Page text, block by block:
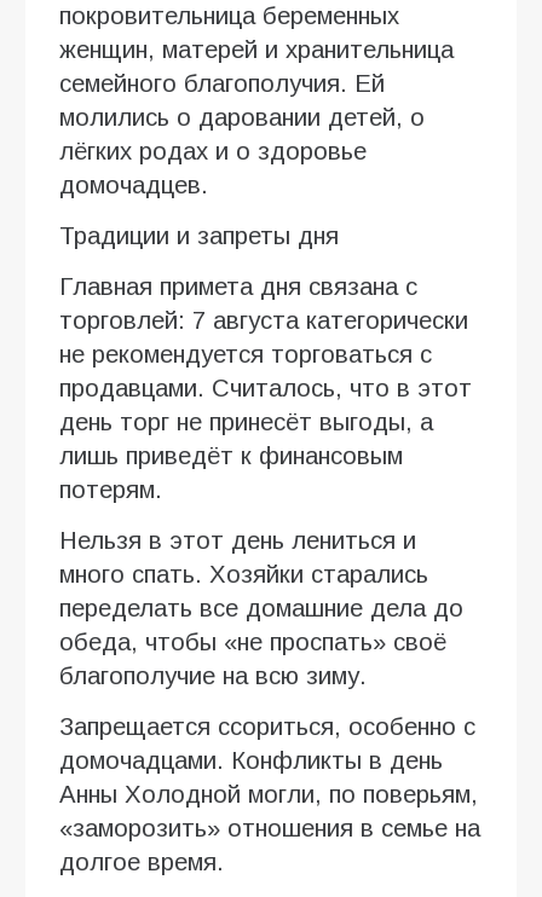
покровительница беременных
женщин, матерей и хранительница
семейного благополучия. Ей
молились о даровании детей, о
лёгких родах и о здоровье
домочадцев.
Традиции и запреты дня
Главная примета дня связана с
торговлей: 7 августа категорически
не рекомендуется торговаться с
продавцами. Считалось, что в этот
день торг не принесёт выгоды, а
лишь приведёт к финансовым
потерям.
Нельзя в этот день лениться и
много спать. Хозяйки старались
переделать все домашние дела до
обеда, чтобы «не проспать» своё
благополучие на всю зиму.
Запрещается ссориться, особенно с
домочадцами. Конфликты в день
Анны Холодной могли, по поверьям,
«заморозить» отношения в семье на
долгое время.